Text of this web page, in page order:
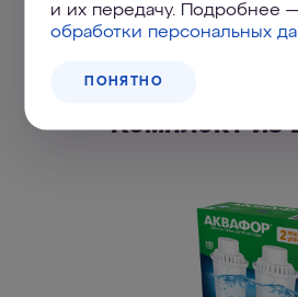
Купить АКВАФОР
Комплект из
и их передачу. Подробнее
обработки персональных
ПОНЯТНО